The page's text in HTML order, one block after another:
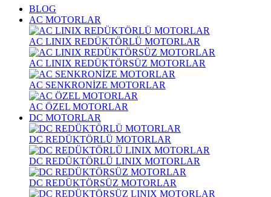
BLOG
AC MOTORLAR
AC LINIX REDÜKTÖRLÜ MOTORLAR
AC LINIX REDÜKTÖRSÜZ MOTORLAR
AC SENKRONİZE MOTORLAR
AC ÖZEL MOTORLAR
DC MOTORLAR
DC REDÜKTÖRLÜ MOTORLAR
DC REDÜKTÖRLÜ LINIX MOTORLAR
DC REDÜKTÖRSÜZ MOTORLAR